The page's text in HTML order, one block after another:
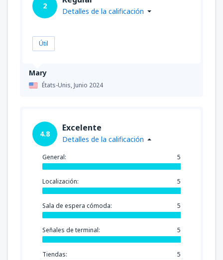
Mary
États-Unis,Junio 2024
2
Detalles de la calificación
Útil
4.8
Excelente
Detalles de la calificación
General: 5
Localización: 5
Sala de espera cómoda: 5
Señales de terminal: 5
Tiendas: 5